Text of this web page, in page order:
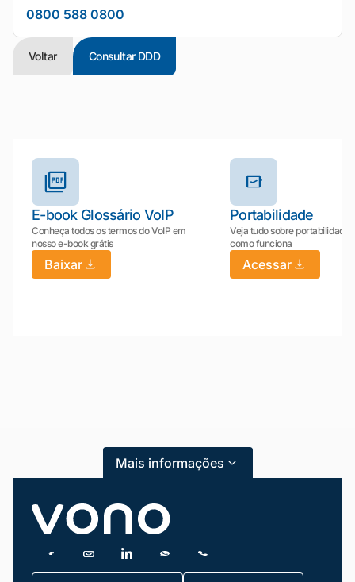
0800 588 0800
Voltar Consultar DDD
E-book Glossário VoIP
Conheça todos os termos do VoIP em
nosso e-book grátis
Baixar
Portabilidade
Veja tudo sobre portabilidade:
como funciona
Acessar
Mais informações